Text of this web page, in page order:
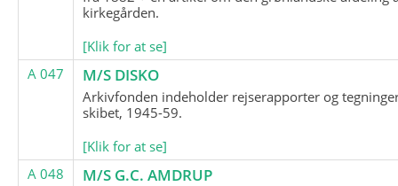
kirkegården.
[Klik for at se]
A 047
M/S DISKO
Arkivfonden indeholder rejserapporter og
skibet, 1945-59.
[Klik for at se]
A 048
M/S G.C. AMDRUP